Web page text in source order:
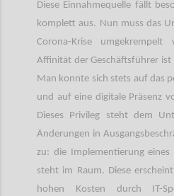
Diese Einnahmequelle fällt
komplett aus. Nun muss das
Corona-Krise
Affinität der Geschäftsführer ist
Man konnte sich stets auf das
und auf eine digitale Präsenz
Dieses Privileg steht dem
Änderungen in
zu: die Implementierung eines
steht im Raum. Diese
hohen Kosten durch IT-